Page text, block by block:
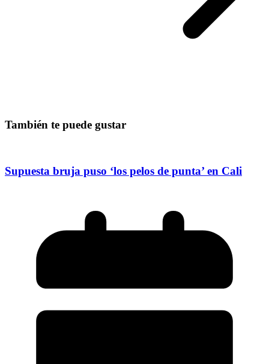
También te puede gustar
Supuesta bruja puso ‘los pelos de punta’ en Cali